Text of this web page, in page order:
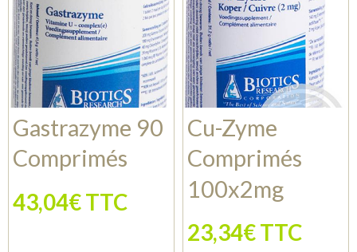
Gastrazyme 90
Comprimés
43,04€ TTC
Cu-Zyme
Comprimés
100x2mg
23,34€ TTC